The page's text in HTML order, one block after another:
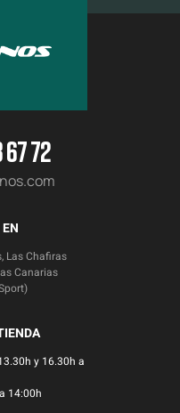
72
Las Chafiras
Canarias
y 16.30h a
14:00h